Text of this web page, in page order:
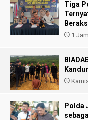
Tiga
1
Polda